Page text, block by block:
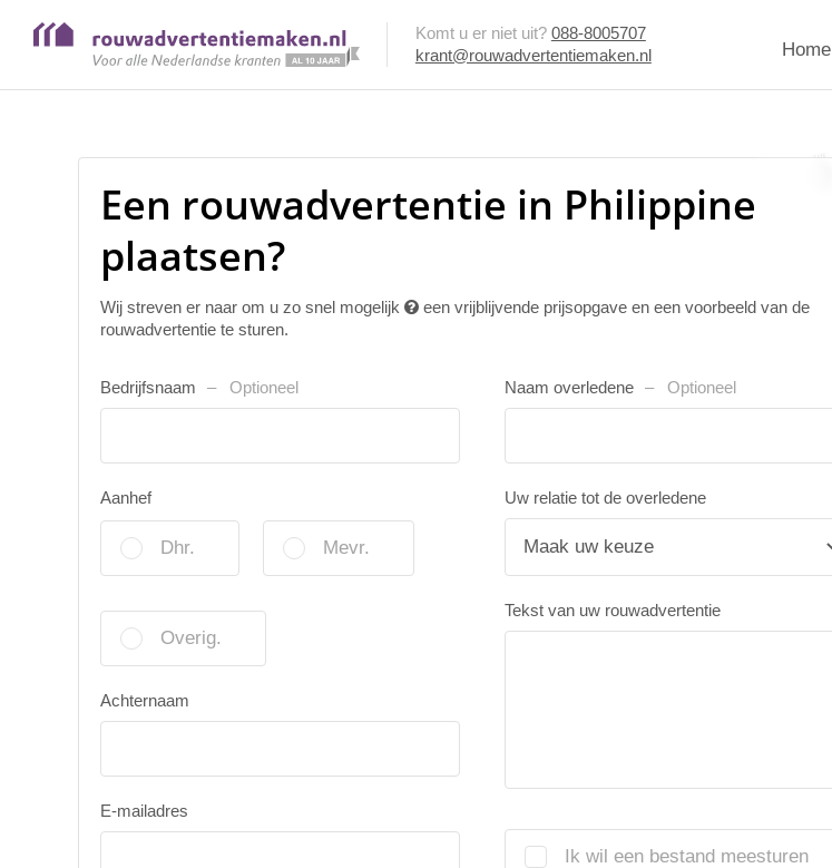
Komt u er niet uit? 088-8005707
krant@rouwadvertentiemaken.nl
Home
Een rouwadvertentie in Philippine
plaatsen?
Wij streven er naar om u zo snel mogelijk
een vrijblijvende prijsopgave en een voorbeeld van de
rouwadvertentie te sturen.
Bedrijfsnaam Optioneel
Aanhef
Dhr. Mevr.
Overig.
Achternaam
E-mailadres
Naam overledene Optioneel
Uw relatie tot de overledene
Tekst van uw rouwadvertentie
Ik wil een bestand meesturen